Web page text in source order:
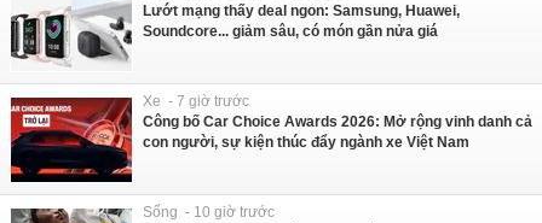
Lướt mạng thấy deal ngon: Samsung, Huawei,
Soundcore... giảm sâu, có món gần nửa giá
Xe - 7 giờ trước
Công bố Car Choice Awards 2026: Mở rộng vinh danh cả
con người, sự kiện thúc đẩy ngành xe Việt Nam
Sống - 10 giờ trước